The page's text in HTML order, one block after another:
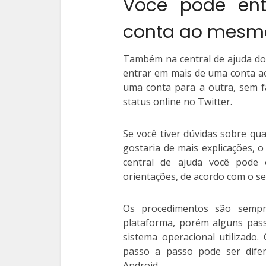
Você pode
conta ao
Também na central de ajuda
entrar em mais de uma conta
uma conta para a outra, sem
status online no Twitter.
Se você tiver dúvidas sobre
gostaria de mais explicações,
central de ajuda você
orientações, de acordo com o
Os procedimentos são
plataforma, porém alguns
sistema operacional utilizado.
passo a passo pode ser